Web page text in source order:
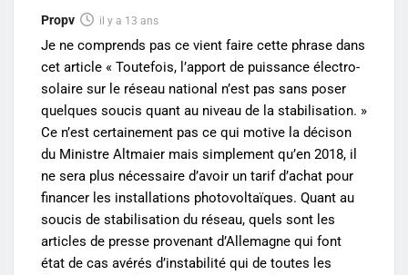
Propv il y a 13 ans
Je ne comprends pas ce vient faire cette phrase dans
cet article « Toutefois, l’apport de puissance électro-
solaire sur le réseau national n’est pas sans poser
quelques soucis quant au niveau de la stabilisation. »
Ce n’est certainement pas ce qui motive la décison
du Ministre Altmaier mais simplement qu’en 2018, il
ne sera plus nécessaire d’avoir un tarif d’achat pour
financer les installations photovoltaïques. Quant au
soucis de stabilisation du réseau, quels sont les
articles de presse provenant d’Allemagne qui font
état de cas avérés d’instabilité qui de toutes les